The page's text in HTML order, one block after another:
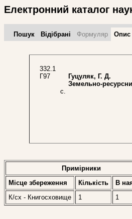
Електронний каталог
Пошук Відібрані Формуляр Опис
332.1
Г97
Гуцуляк, Г. Д.
Земельно-
с.
Примірники
Місце збереження
Кількість
В
К/сх - Книгосховище
1 1